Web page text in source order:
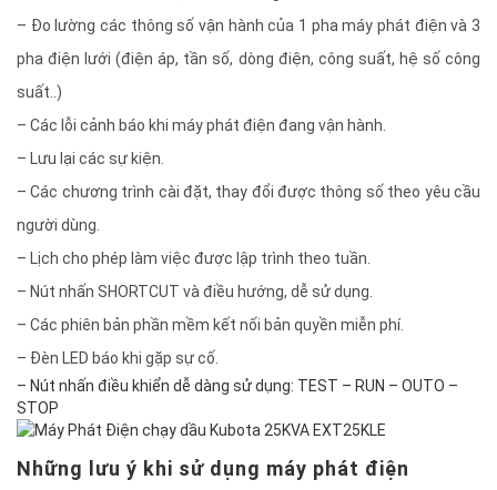
– Đo lường các thông số vận hành của 1 pha máy phát điện và 3
pha điện lưới (điện áp, tần số, dòng điện, công suất, hệ số công
suất..)
– Các lỗi cảnh báo khi máy phát điện đang vận hành.
– Lưu lại các sự kiện.
– Các chương trình cài đặt, thay đổi được thông số theo yêu cầu
người dùng.
– Lịch cho phép làm việc được lập trình theo tuần.
– Nút nhấn SHORTCUT và điều hướng, dễ sử dụng.
– Các phiên bản phần mềm kết nối bản quyền miễn phí.
– Đèn LED báo khi gặp sự cố.
– Nút nhấn điều khiển dễ dàng sử dụng: TEST – RUN – OUTO –
STOP
Những lưu ý khi sử dụng máy phát điện